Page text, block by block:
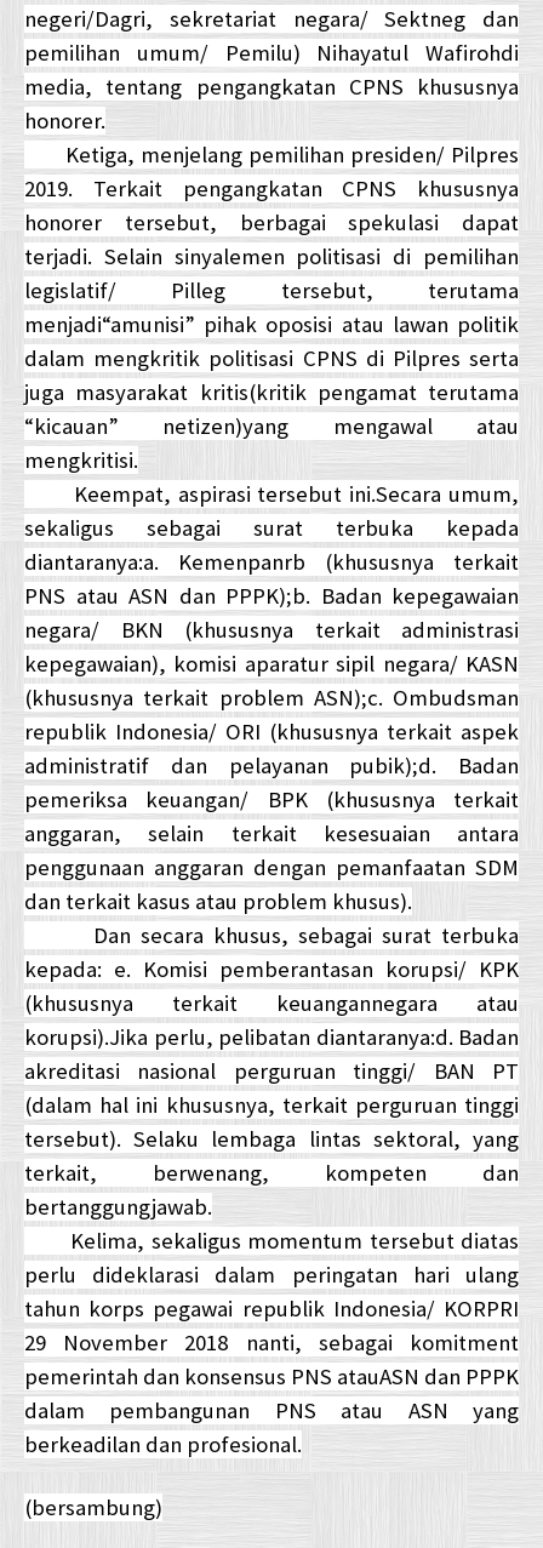
negeri/Dagri, sekretariat negara/ Sektneg dan
pemilihan umum/ Pemilu) Nihayatul Wafirohdi
media, tentang pengangkatan CPNS khususnya
honorer.
Ketiga, menjelang pemilihan presiden/ Pilpres
2019. Terkait pengangkatan CPNS khususnya
honorer tersebut, berbagai spekulasi dapat
terjadi. Selain sinyalemen politisasi di pemilihan
legislatif/ Pilleg tersebut, terutama
menjadi“amunisi” pihak oposisi atau lawan politik
dalam mengkritik politisasi CPNS di Pilpres serta
juga masyarakat kritis(kritik pengamat terutama
“kicauan” netizen)yang mengawal atau
mengkritisi.
Keempat, aspirasi tersebut ini.Secara umum,
sekaligus sebagai surat terbuka kepada
diantaranya:a. Kemenpanrb (khususnya terkait
PNS atau ASN dan PPPK);b. Badan kepegawaian
negara/ BKN (khususnya terkait administrasi
kepegawaian), komisi aparatur sipil negara/ KASN
(khususnya terkait problem ASN);c. Ombudsman
republik Indonesia/ ORI (khususnya terkait aspek
administratif dan pelayanan pubik);d. Badan
pemeriksa keuangan/ BPK (khususnya terkait
anggaran, selain terkait kesesuaian antara
penggunaan anggaran dengan pemanfaatan SDM
dan terkait kasus atau problem khusus).
Dan secara khusus, sebagai surat terbuka
kepada: e. Komisi pemberantasan korupsi/ KPK
(khususnya terkait keuangannegara atau
korupsi).Jika perlu, pelibatan diantaranya:d. Badan
akreditasi nasional perguruan tinggi/ BAN PT
(dalam hal ini khususnya, terkait perguruan tinggi
tersebut). Selaku lembaga lintas sektoral, yang
terkait, berwenang, kompeten dan
bertanggungjawab.
Kelima, sekaligus momentum tersebut diatas
perlu dideklarasi dalam peringatan hari ulang
tahun korps pegawai republik Indonesia/ KORPRI
29 November 2018 nanti, sebagai komitment
pemerintah dan konsensus PNS atauASN dan PPPK
dalam pembangunan PNS atau ASN yang
berkeadilan dan profesional.
(bersambung)